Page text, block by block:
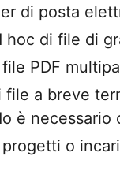
di posta
hoc di file di
PDF
a breve
è
o